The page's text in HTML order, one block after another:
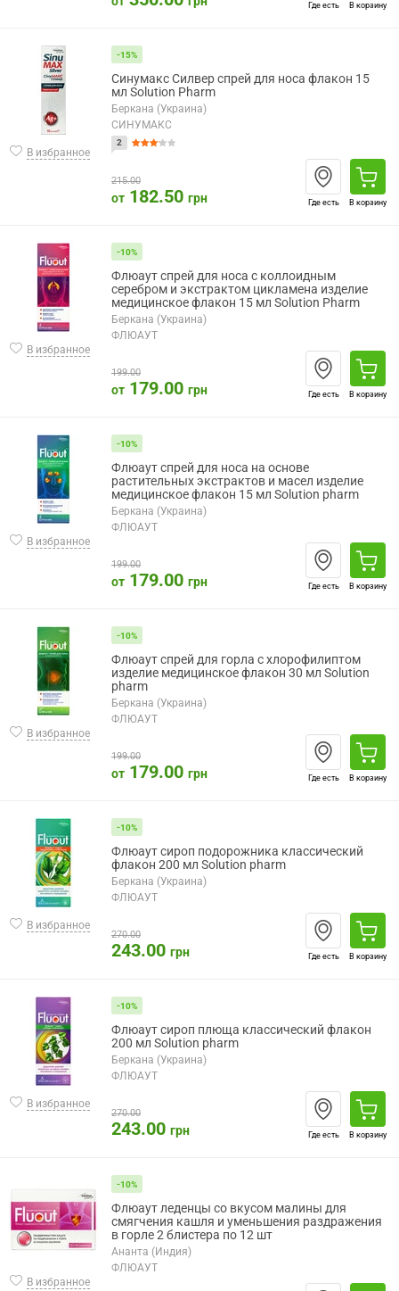
Где есть В корзину
В избранное
-15%
Синумакс Силвер спрей для носа флакон 15
мл Solution Pharm
Беркана (Украина)
СИНУМАКС
2
215.00
от 182.50 грн Где есть В корзину
В избранное
-10%
Флюаут спрей для носа с коллоидным
серебром и экстрактом цикламена изделие
медицинское флакон 15 мл Solution Pharm
Беркана (Украина)
ФЛЮАУТ
199.00
от 179.00 грн Где есть В корзину
В избранное
-10%
Флюаут спрей для носа на основе
растительных экстрактов и масел изделие
медицинское флакон 15 мл Solution pharm
Беркана (Украина)
ФЛЮАУТ
199.00
от 179.00 грн Где есть В корзину
В избранное
-10%
Флюаут спрей для горла с хлорофилиптом
изделие медицинское флакон 30 мл Solution
pharm
Беркана (Украина)
ФЛЮАУТ
199.00
от 179.00 грн Где есть В корзину
В избранное
-10%
Флюаут сироп подорожника классический
флакон 200 мл Solution pharm
Беркана (Украина)
ФЛЮАУТ
270.00
243.00 грн Где есть В корзину
В избранное
-10%
Флюаут сироп плюща классический флакон
200 мл Solution pharm
Беркана (Украина)
ФЛЮАУТ
270.00
243.00 грн Где есть В корзину
В избранное
-10%
Флюаут леденцы со вкусом малины для
смягчения кашля и уменьшения раздражения
в горле 2 блистера по 12 шт
Ананта (Индия)
ФЛЮАУТ